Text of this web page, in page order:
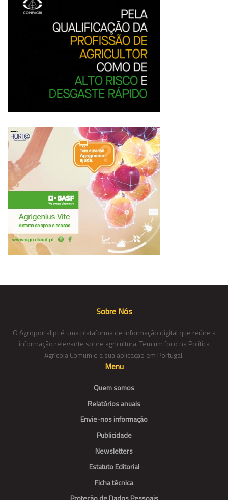
Sobre Nós
O Agroportal.pt é uma plataforma de informação digital que reúne a
informação relevante sobre agricultura. Tem um foco na Política
Agrícola Comum e a sua aplicação em Portugal.
Menu
Quem somos
Relatórios anuais
Envie-nos informação
Publicidade
Newsletters
Estatuto Editorial
Ficha técnica